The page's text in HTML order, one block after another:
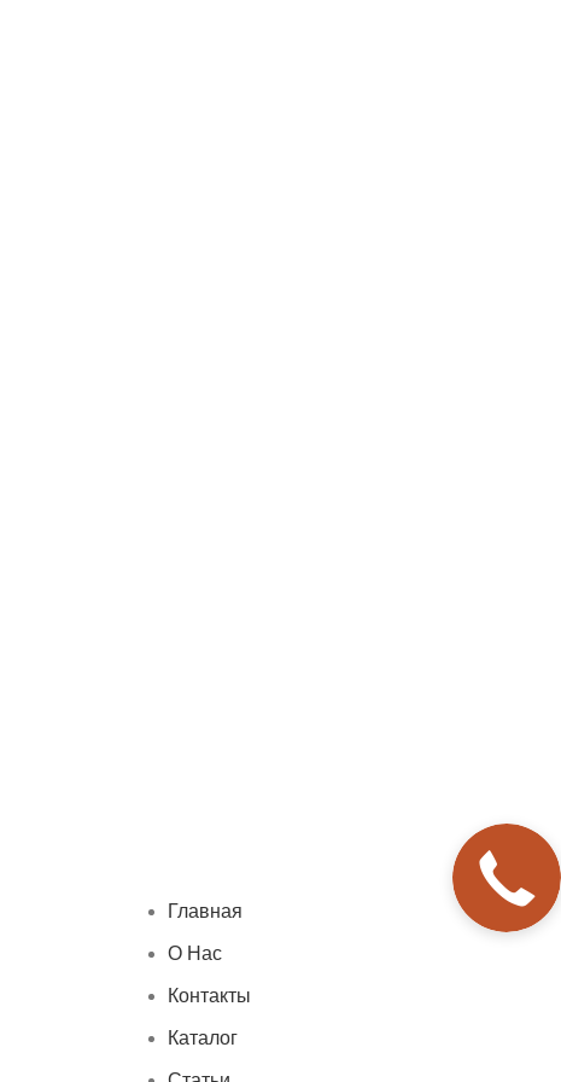
Главная
О Нас
Контакты
Каталог